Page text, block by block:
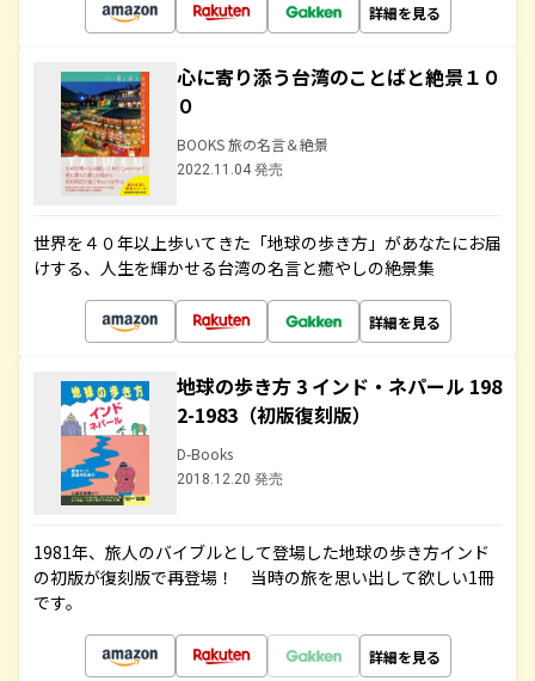
詳細を見る
心に寄り添う台湾のことばと絶景１０
０
BOOKS 旅の名言＆絶景
2022.11.04 発売
世界を４０年以上歩いてきた「地球の歩き方」があなたにお届
けする、人生を輝かせる台湾の名言と癒やしの絶景集
詳細を見る
地球の歩き方 3 インド・ネパール 198
2-1983（初版復刻版）
D-Books
2018.12.20 発売
1981年、旅人のバイブルとして登場した地球の歩き方インド
の初版が復刻版で再登場！ 当時の旅を思い出して欲しい1冊
です。
詳細を見る